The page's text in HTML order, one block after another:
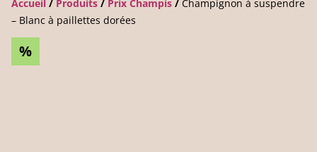
Accueil / Produits / Prix Champis / Champignon à suspendre
– Blanc à paillettes dorées
%